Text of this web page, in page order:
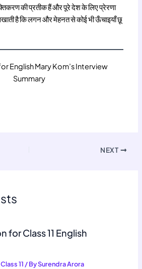
की प्रतीक हैं और पूरे देश के लिए प्रेरणा
है कि लगन और मेहनत से कोई भी ऊँचाइयाँ छू
English Mary Kom’s Interview
Summary
NEXT
for Class 11 English
Class 11 / BySurendra Arora